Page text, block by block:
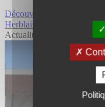
Découvrir Precom/ Additi
Herblain.
Actualité